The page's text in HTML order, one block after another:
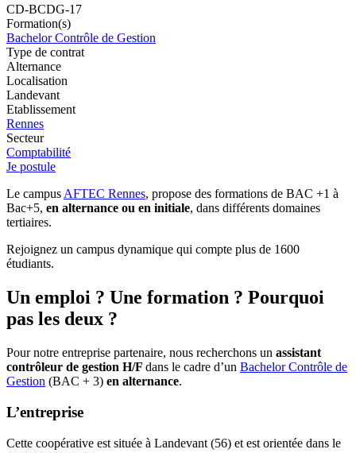
CD-BCDG-17
Formation(s)
Bachelor Contrôle de Gestion
Type de contrat
Alternance
Localisation
Landevant
Etablissement
Rennes
Secteur
Comptabilité
Je postule
Le campusAFTEC Rennes, propose des formations de BAC +1 à
Bac+5, en alternance ou en initiale, dans différents domaines
tertiaires.
Rejoignez un campus dynamique qui compte plus de 1600
étudiants.
Un emploi ? Une formation ? Pourquoi
pas les deux ?
Pour notre entreprise partenaire, nous recherchons un assistant
contrôleur de gestion H/F dans le cadre d’un Bachelor Contrôle de
Gestion (BAC + 3) en alternance.
L’entreprise
Cette coopérative est située à Landevant (56) et est orientée dans le